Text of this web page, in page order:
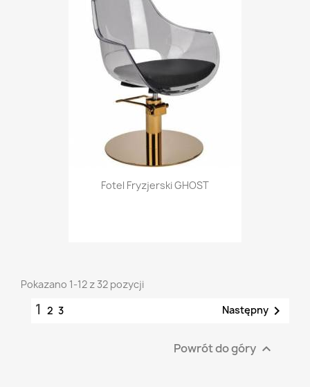
Fotel Fryzjerski GHOST
Pokazano 1-12 z 32 pozycji
1 2 3 Następny 
Powrót do góry 